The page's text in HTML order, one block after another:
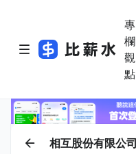
專
欄
觀
點
相互股份有限公司